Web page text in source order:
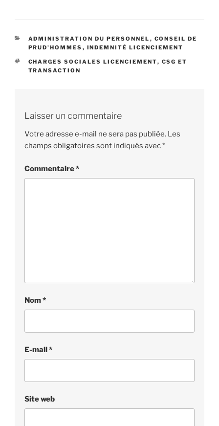
CATÉGORIES
ADMINISTRATION DU PERSONNEL , CONSEIL DE
PRUD'HOMMES , INDEMNITÉ LICENCIEMENT
ÉTIQUETTES
CHARGES SOCIALES LICENCIEMENT, CSG ET
TRANSACTION
Laisser un commentaire
Votre adresse e-mail ne sera pas publiée. Les
champs obligatoires sont indiqués avec*
Commentaire*
Nom*
E-mail*
Site web